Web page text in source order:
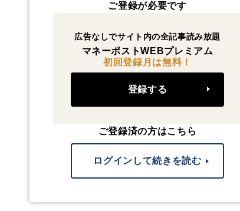
ご登録が必要です
広告なしでサイト内の全記事読み放題
マネーポストWEBプレミアム
初回登録月は無料！
登録する
ご登録済の方はこちら
ログインして続きを読む